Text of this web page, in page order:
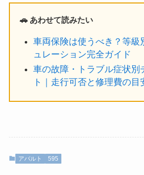
🚗 あわせて読みたい
車両保険は使うべき？等級
ュレーション完全ガイド
車の故障・トラブル症状別
ト｜走行可否と修理費の目
アバルト 595